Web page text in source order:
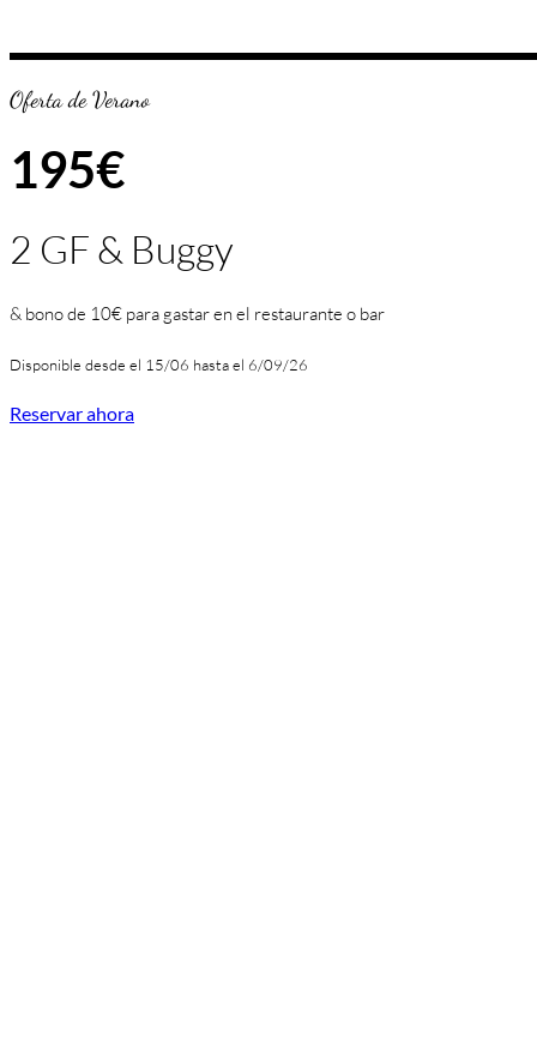
Oferta de Verano
195€
2 GF & Buggy
& bono de 10€ para gastar en el restaurante o bar
Disponible desde el 15/06 hasta el 6/09/26
Reservar ahora